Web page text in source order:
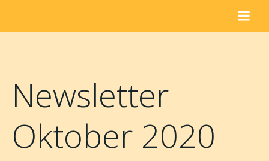
springen
Newsletter
Oktober 2020